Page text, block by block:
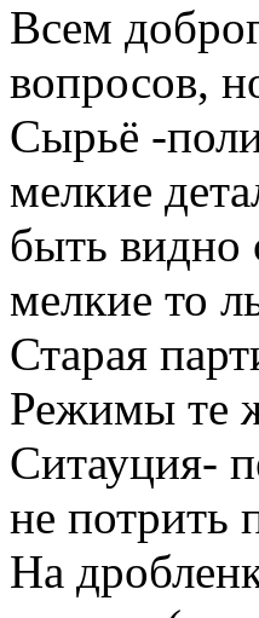
Всем
вопросов,
Сырьё -
мелкие
быть видно
мелкие то
Старая
Режимы те
Ситауция-
не потрить
На